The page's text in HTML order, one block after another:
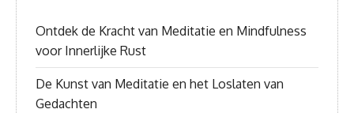
Ontdek de Kracht van Meditatie en Mindfulness
voor Innerlijke Rust
De Kunst van Meditatie en het Loslaten van
Gedachten